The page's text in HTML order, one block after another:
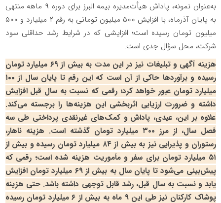
به‌عنوان نمونه، پاداش هیأت‌مدیره بیمه البرز برای دوره ۹ ماهه منتهی
به پایان آذرماه، با افزایش ۵۰۰ میلیون تومانی به رقم ۲ میلیارد و ۵۰۰
میلیون تومان رسیده است؛ افزایشی که در شرایط رشد حداقلی سود
شرکت، محل سؤال جدی است.
هزینه آگهی و تبلیغات نیز در این مدت به بیش از ۶۹ میلیارد تومان
رسیده و برآوردها حاکی از آن است که این رقم تا پایان سال از ۱۰۰
میلیارد تومان عبور خواهد کرد؛ رقمی که نسبت به سال قبل افزایش
داشته و ضرورت ارزیابی اثربخشی این هزینه‌ها را برجسته می‌کند.
علاوه بر این، عیدی، پاداش و کمک‌های غیرنقدی پرداختی طی سه
فصل سال، از مرز ۳۰۰ میلیارد تومان گذشته است. هزینه ناهار،
رستوران و پذیرایی نیز به بیش از ۸۴ میلیارد تومان رسیده و بیش از
۵۱ میلیارد تومان برای سفر و مأموریت هزینه شده است؛ رقمی که
پیش‌بینی می‌شود تا پایان سال به بیش از ۶۹ میلیارد تومان افزایش
یابد و نسبت به سال قبل، رشد قابل توجهی داشته باشد. حتی هزینه
پوشاک کارکنان نیز طی این ۹ ماه به بیش از ۶ میلیارد تومان رسیده